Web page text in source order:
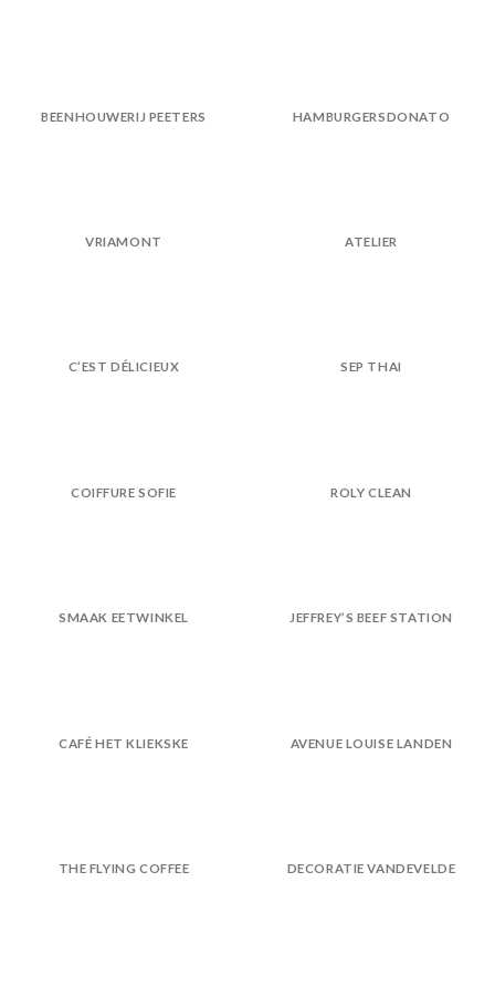
BEENHOUWERIJ PEETERS HAMBURGERSDONATO
VRIAMONT ATELIER
C’EST DÉLICIEUX SEP THAI
COIFFURE SOFIE ROLY CLEAN
SMAAK EETWINKEL JEFFREY’S BEEF STATION
CAFÉ HET KLIEKSKE AVENUE LOUISE LANDEN
THE FLYING COFFEE DECORATIE VANDEVELDE